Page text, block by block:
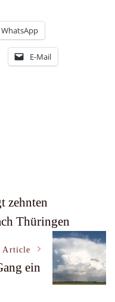
WhatsApp
E-Mail
zehnten
Thüringen
Article
ein